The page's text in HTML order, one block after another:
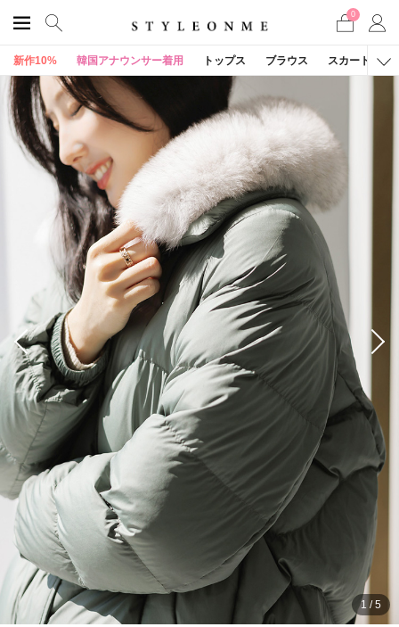
0
新作10% 韓国アナウンサー着用 トップス ブラウス スカート
1 /5